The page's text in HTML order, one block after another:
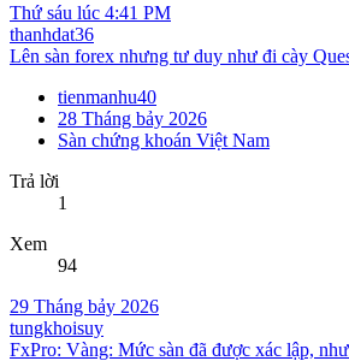
Thứ sáu lúc 4:41 PM
thanhdat36
Lên sàn forex nhưng tư duy như đi cày
tienmanhu40
28 Tháng bảy 2026
Sàn chứng khoán Việt Nam
Trả lời
1
Xem
94
29 Tháng bảy 2026
tungkhoisuy
FxPro: Vàng: Mức sàn đã được xác lập,